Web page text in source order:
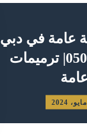
عامة في دبي
|0502281417| ترميمات
عامة